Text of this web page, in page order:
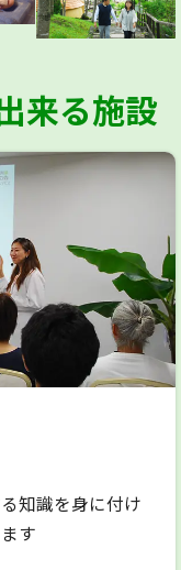
来る施設
知識を身に付け
す